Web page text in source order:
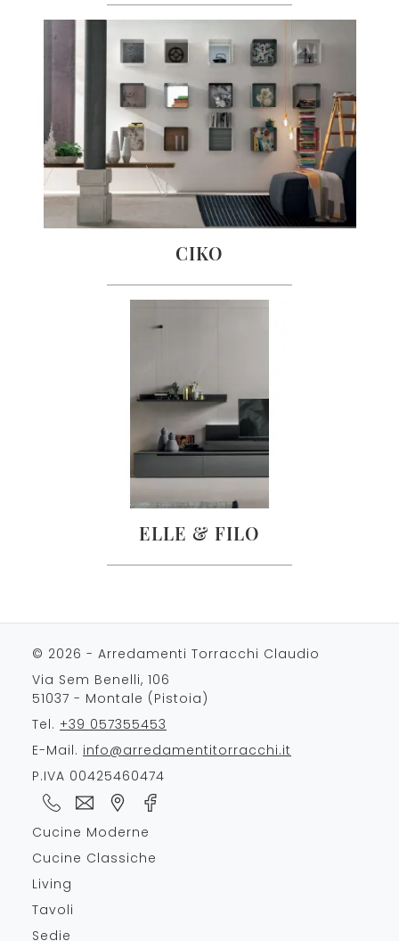
CIKO
ELLE & FILO
© 2026 - Arredamenti Torracchi Claudio
Via Sem Benelli, 106
51037 - Montale (Pistoia)
Tel. +39 057355453
E-Mail. info@arredamentitorracchi.it
P.IVA 00425460474
Cucine Moderne
Cucine Classiche
Living
Tavoli
Sedie